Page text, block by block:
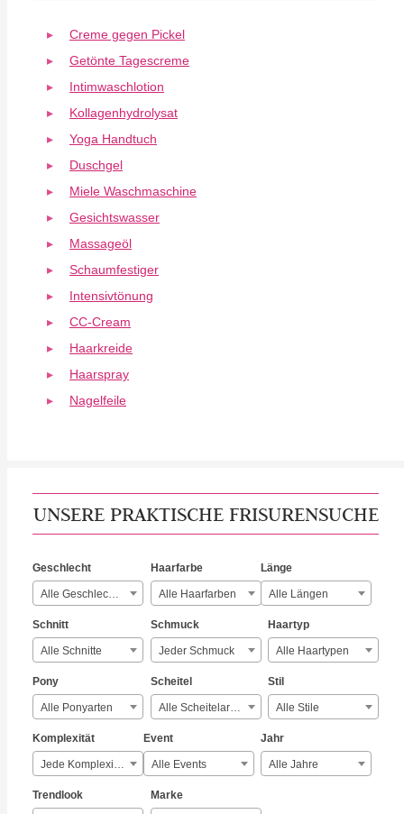
Creme gegen Pickel
Getönte Tagescreme
Intimwaschlotion
Kollagenhydrolysat
Yoga Handtuch
Duschgel
Miele Waschmaschine
Gesichtswasser
Massageöl
Schaumfestiger
Intensivtönung
CC-Cream
Haarkreide
Haarspray
Nagelfeile
UNSERE PRAKTISCHE FRISURENSUCHE
Geschlecht
Alle Geschlechter
Haarfarbe
Alle Haarfarben
Länge
Alle Längen
Schnitt
Alle Schnitte
Schmuck
Jeder Schmuck
Haartyp
Alle Haartypen
Pony
Alle Ponyarten
Scheitel
Alle Scheitelarten
Stil
Alle Stile
Komplexität
Jede Komplexität
Event
Alle Events
Jahr
Alle Jahre
Trendlook Marke